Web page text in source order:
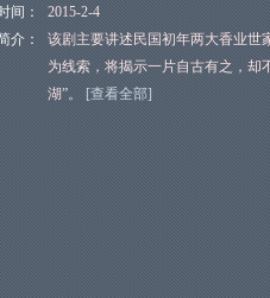
间：
2015-2-4
介：
该剧主要讲述民国初年两大香业世
为线索，将揭示一片自古有之，却
湖”。
[查看全部]